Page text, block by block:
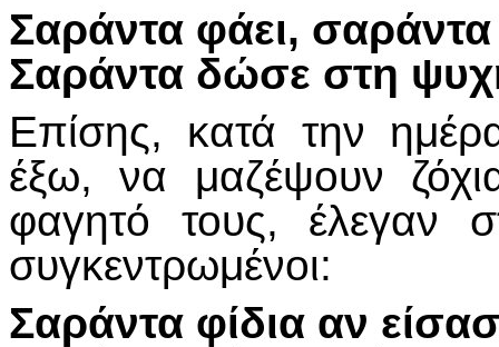
Σαράντα φάει, σαράντα
Σαράντα δώσε στη
Επίσης, κατά την
έξω, να μαζέψουν
φαγητό τους, έλεγαν
συγκεντρωμένοι:
Σαράντα φίδια αν